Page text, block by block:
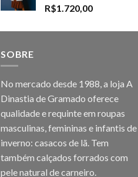
R$1.698,00
R$1.720,00
SOBRE
No mercado desde 1988, a loja A
Dinastia de Gramado oferece
qualidade e requinte em roupas
masculinas, femininas e infantis de
inverno: casacos de lã. Tem
também calçados forrados com
pele natural de carneiro.